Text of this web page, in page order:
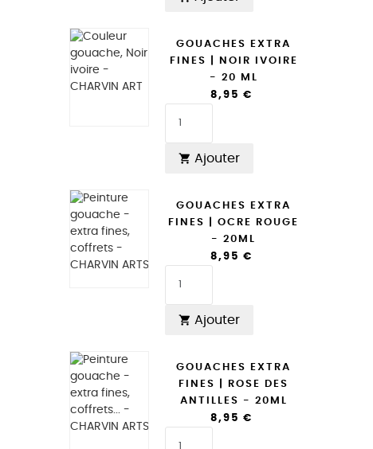
GOUACHES EXTRA
FINES | NOIR IVOIRE
- 20 ML
8,95 €
 Ajouter
GOUACHES EXTRA
FINES | OCRE ROUGE
- 20ML
8,95 €
 Ajouter
GOUACHES EXTRA
FINES | ROSE DES
ANTILLES - 20ML
8,95 €